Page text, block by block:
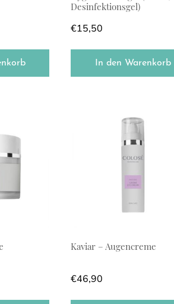
Desinfektionsgel)
€15,50
In den Warenkorb
Kaviar – Augencreme
€46,90